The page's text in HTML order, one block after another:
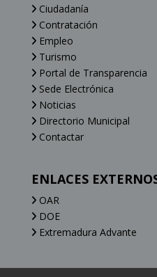
Ciudadanía
Contratación
Empleo
Turismo
Portal de Transparencia
Sede Electrónica
Noticias
Directorio Municipal
Contactar
ENLACES
OAR
DOE
Extremadura Advante